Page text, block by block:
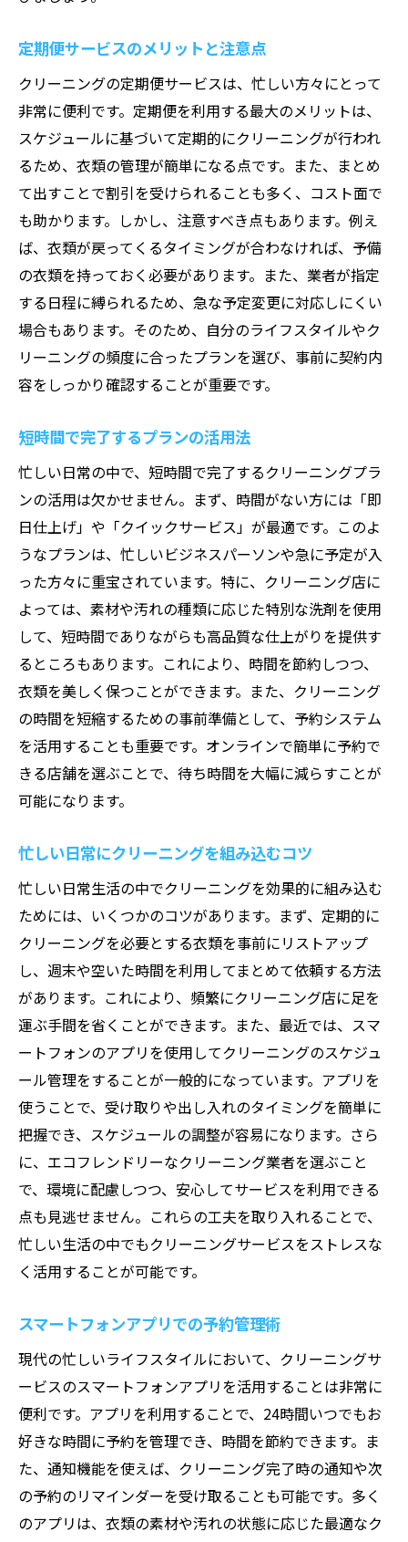
定期便サービスのメリットと注意点
クリーニングの定期便サービスは、忙しい方々にとって
非常に便利です。定期便を利用する最大のメリットは、
スケジュールに基づいて定期的にクリーニングが行われ
るため、衣類の管理が簡単になる点です。また、まとめ
て出すことで割引を受けられることも多く、コスト面で
も助かります。しかし、注意すべき点もあります。例え
ば、衣類が戻ってくるタイミングが合わなければ、予備
の衣類を持っておく必要があります。また、業者が指定
する日程に縛られるため、急な予定変更に対応しにくい
場合もあります。そのため、自分のライフスタイルやク
リーニングの頻度に合ったプランを選び、事前に契約内
容をしっかり確認することが重要です。
短時間で完了するプランの活用法
忙しい日常の中で、短時間で完了するクリーニングプラ
ンの活用は欠かせません。まず、時間がない方には「即
日仕上げ」や「クイックサービス」が最適です。このよ
うなプランは、忙しいビジネスパーソンや急に予定が入
った方々に重宝されています。特に、クリーニング店に
よっては、素材や汚れの種類に応じた特別な洗剤を使用
して、短時間でありながらも高品質な仕上がりを提供す
るところもあります。これにより、時間を節約しつつ、
衣類を美しく保つことができます。また、クリーニング
の時間を短縮するための事前準備として、予約システム
を活用することも重要です。オンラインで簡単に予約で
きる店舗を選ぶことで、待ち時間を大幅に減らすことが
可能になります。
忙しい日常にクリーニングを組み込むコツ
忙しい日常生活の中でクリーニングを効果的に組み込む
ためには、いくつかのコツがあります。まず、定期的に
クリーニングを必要とする衣類を事前にリストアップ
し、週末や空いた時間を利用してまとめて依頼する方法
があります。これにより、頻繁にクリーニング店に足を
運ぶ手間を省くことができます。また、最近では、スマ
ートフォンのアプリを使用してクリーニングのスケジュ
ール管理をすることが一般的になっています。アプリを
使うことで、受け取りや出し入れのタイミングを簡単に
把握でき、スケジュールの調整が容易になります。さら
に、エコフレンドリーなクリーニング業者を選ぶこと
で、環境に配慮しつつ、安心してサービスを利用できる
点も見逃せません。これらの工夫を取り入れることで、
忙しい生活の中でもクリーニングサービスをストレスな
く活用することが可能です。
スマートフォンアプリでの予約管理術
現代の忙しいライフスタイルにおいて、クリーニングサ
ービスのスマートフォンアプリを活用することは非常に
便利です。アプリを利用することで、24時間いつでもお
好きな時間に予約を管理でき、時間を節約できます。ま
た、通知機能を使えば、クリーニング完了時の通知や次
の予約のリマインダーを受け取ることも可能です。多く
のアプリは、衣類の素材や汚れの状態に応じた最適なク